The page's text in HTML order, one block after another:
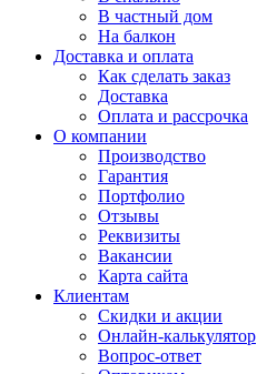
В частный дом
На балкон
Доставка и оплата
Как сделать заказ
Доставка
Оплата и рассрочка
О компании
Производство
Гарантия
Портфолио
Отзывы
Реквизиты
Вакансии
Карта сайта
Клиентам
Скидки и акции
Онлайн-калькулятор
Вопрос-ответ